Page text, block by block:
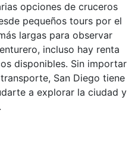
opciones de cruceros
pequeños tours por el
largas para observar
incluso hay renta
disponibles. Sin importar
San Diego tiene
a explorar la ciudad y